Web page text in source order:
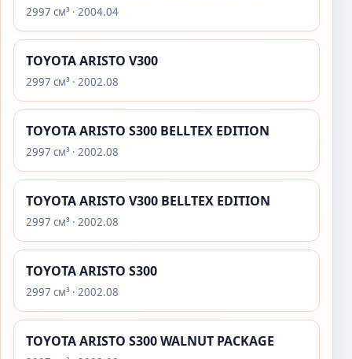
2997 см³ · 2004.04
TOYOTA ARISTO V300
2997 см³ · 2002.08
TOYOTA ARISTO S300 BELLTEX EDITION
2997 см³ · 2002.08
TOYOTA ARISTO V300 BELLTEX EDITION
2997 см³ · 2002.08
TOYOTA ARISTO S300
2997 см³ · 2002.08
TOYOTA ARISTO S300 WALNUT PACKAGE